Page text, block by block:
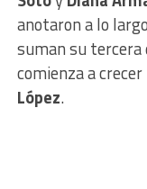
anotaron a lo
suman su tercera
comienza a
López.